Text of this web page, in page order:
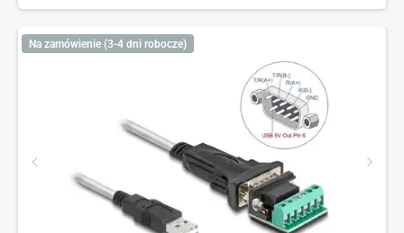
Na zamówienie (3-4 dni robocze)